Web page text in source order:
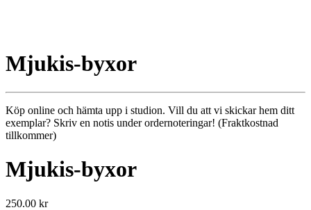
Mjukis-byxor
Köp online och hämta upp i studion. Vill du att vi skickar hem ditt
exemplar? Skriv en notis under ordernoteringar! (Fraktkostnad
tillkommer)
Mjukis-byxor
250.00 kr